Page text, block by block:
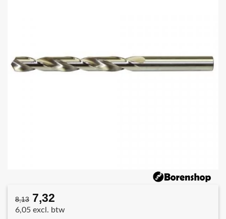
8,13 Oorspronkelijke
prijs
7,32
prijs
6,05 excl. btw